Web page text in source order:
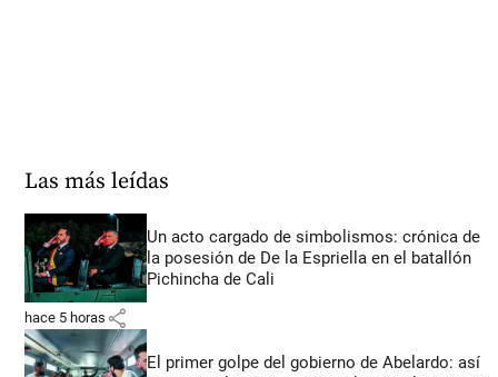
Las más leídas
Un acto cargado de simbolismos: crónica de
la posesión de De la Espriella en el batallón
Pichincha de Cali
hace 5 horas share
El primer golpe del gobierno de Abelardo: así